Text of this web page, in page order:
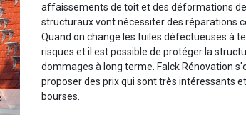
affaissements de toit et des déformations
structuraux vont nécessiter des réparations
Quand on change les tuiles défectueuses à
risques et il est possible de protéger la
dommages à long terme. Falck Rénovation
proposer des prix qui sont très intéressants
bourses.